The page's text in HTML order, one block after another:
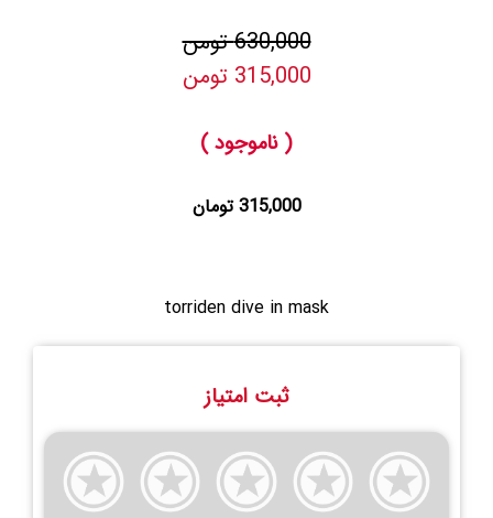
630,000 تومن
315,000 تومن
( ناموجود )
315,000 تومان
torriden dive in mask
ثبت امتیاز